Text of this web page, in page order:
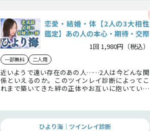
恋愛・結婚・体【2人の3大相性
鑑定】あの人の本心・期待・交際
1回 1,980円（税込）
一部無料 二人用
近いようで遠い存在のあの人……2人は今どんな関
係といえるのか。このツインレイ診断によってこ
れまで築いてきた絆の正体やお互いに抱いている
ひより海｜ツインレイ診断